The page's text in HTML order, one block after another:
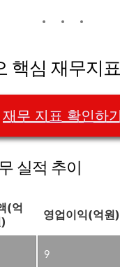
핵심 재무지
재무 지표 확인하기
실적 추이
(억
영업이익(억원)
9